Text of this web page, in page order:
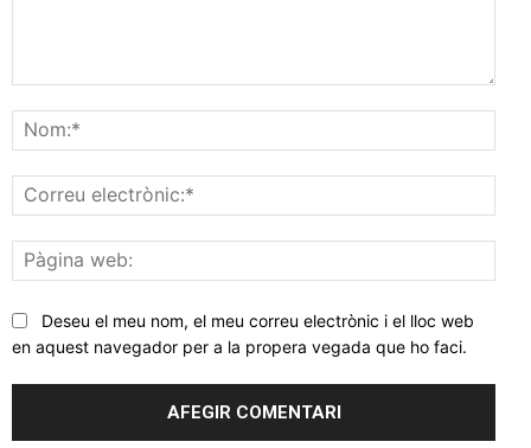
web:
Deseu el meu nom, el meu correu electrònic i el lloc web
en aquest navegador per a la propera vegada que ho faci.